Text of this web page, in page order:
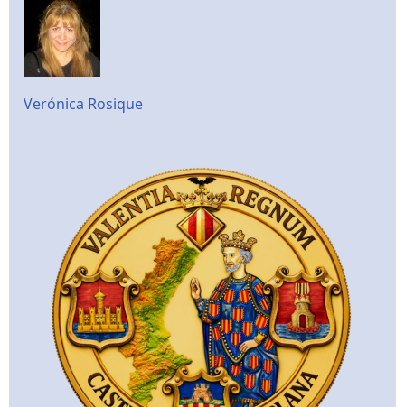
Verónica Rosique